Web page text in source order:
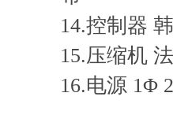
14.控制器
15.压缩机
16.电源 1Φ